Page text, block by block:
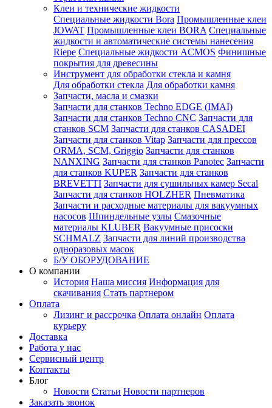
Клеи и технические жидкости
Специальные жидкости Bora Промышленные клеи
JOWAT Промышленные клеи BORA Специальные
жидкости и автоматические системы нанесения
Riepe Специальные жидкости ACMOS Финишные
покрытия для древесины
Инструмент для обработки стекла и камня
Для обработки стекла Для обработки камня
Запчасти, масла и смазки
Запчасти для станков Techno EDGE (IMAI)
Запчасти для станков Techno CNC Запчасти для
станков SCM Запчасти для станков CASADEI
Запчасти для станков Vitap Запчасти для прессов
ORMA, SCM, Griggio Запчасти для станков
NANXING Запчасти для станков Panotec Запчасти
для станков KUPER Запчасти для станков
BREVETTI Запчасти для сушильных камер Secal
Запчасти для станков HOLZHER Пневматика
Запчасти и расходные материалы для вакуумных
насосов Шпиндельные узлы Смазочные
материалы KLUBER Вакуумные присоски
SCHMALZ Запчасти для линий производства
одноразовых масок
Б/У ОБОРУДОВАНИЕ
О компании
История Наша миссия Информация для
скачивания Стать партнером
Оплата
Лизинг и рассрочка Оплата онлайн Оплата
курьеру
Доставка
Работа у нас
Сервисный центр
Контакты
Блог
Новости Статьи Новости партнеров
Заказать звонок